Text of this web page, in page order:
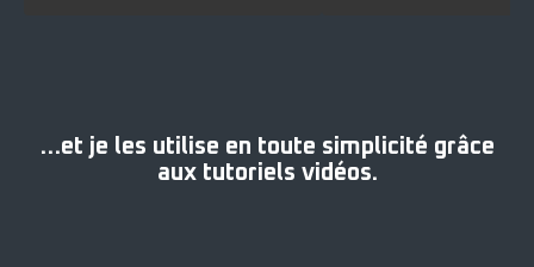
…et je les utilise en toute simplicité grâce
aux tutoriels vidéos.